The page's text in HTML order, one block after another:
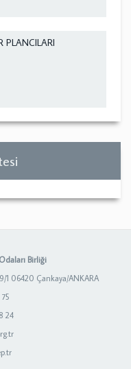
PLANCILARI
Birliği
1 06420 Çankaya/ANKARA
24